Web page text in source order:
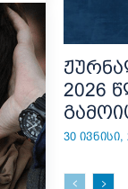
2026
30 ივნისი,